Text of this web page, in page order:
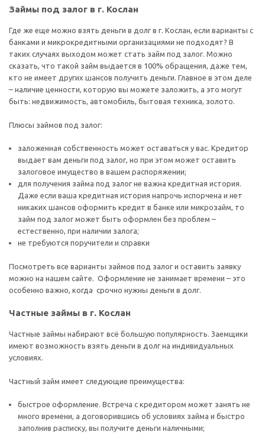
Займы под залог в г. Кослан
Где же еще можно взять деньги в долг в г. Кослан, если варианты с
банками и микрокредитными организациями не подходят? В
таких случаях выходом может стать займ под залог. Можно
сказать, что такой займ выдается в 100% обращения, даже тем,
кто не имеет других шансов получить деньги. Главное в этом деле
– наличие ценности, которую вы можете заложить, а это могут
быть: недвижимость, автомобиль, бытовая техника, золото.
Плюсы займов под залог:
заложенная собственность может оставаться у вас. Кредитор
выдает вам деньги под залог, но при этом может оставить
залоговое имущество в вашем распоряжении;
для получения займа под залог не важна кредитная история.
Даже если ваша кредитная история напрочь испорчена и нет
никаких шансов оформить кредит в банке или микрозайм, то
займ под залог может быть оформлен без проблем –
естественно, при наличии залога;
не требуются поручители и справки
Посмотреть все варианты займов под залог и оставить заявку
можно на нашем сайте. Оформление не занимает времени – это
особенно важно, когда срочно нужны деньги в долг.
Частные займы в г. Кослан
Частные займы набирают всё большую популярность. Заемщики
имеют возможность взять деньги в долг на индивидуальных
условиях.
Частный займ имеет следующие преимущества:
быстрое оформление. Встреча с кредитором может занять не
много времени, а договорившись об условиях займа и быстро
заполнив расписку, вы получите деньги наличными;